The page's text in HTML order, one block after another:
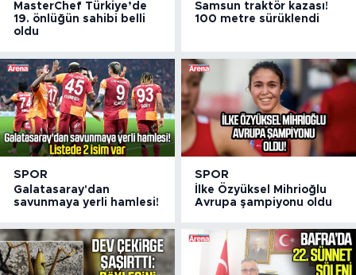
MasterChef Türkiye’de
19. önlüğün sahibi belli
oldu
Samsun traktör kazası!
100 metre sürüklendi
SPOR
Galatasaray'dan
savunmaya yerli hamlesi!
SPOR
İlke Özyüksel Mihrioğlu
Avrupa şampiyonu oldu